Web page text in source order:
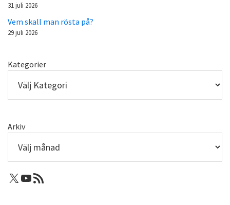
31 juli 2026
Vem skall man rösta på?
29 juli 2026
Kategorier
Arkiv
X: Femtejuli
Youtube
RSS-flöde